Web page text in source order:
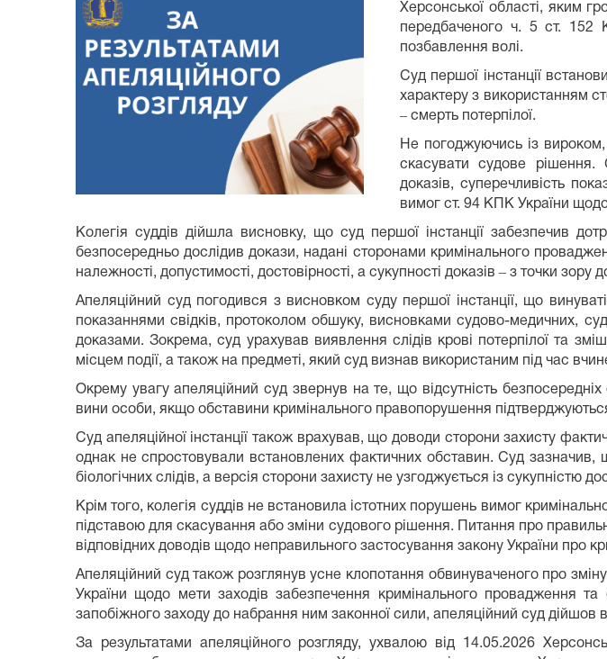
Херсонської області, яким
передбаченого ч. 5 ст. 152
позбавлення волі.
Суд першої інстанції
характеру з використанням
‒ смерть потерпілої.
Не погоджуючись із
скасувати судове рішення.
доказів, суперечливість
вимог ст. 94 КПК України щодо
Колегія суддів дійшла висновку, що суд першої інстанції забезпечив
безпосередньо дослідив докази, надані сторонами кримінального
належності, допустимості, достовірності, а сукупності доказів ‒ з точки зору
Апеляційний суд погодився з висновком суду першої інстанції, що
показаннями свідків, протоколом обшуку, висновками судово-медичних,
доказами. Зокрема, суд урахував виявлення слідів крові потерпілої та
місцем події, а також на предметі, який суд визнав використаним під час
Окрему увагу апеляційний суд звернув на те, що відсутність
вини особи, якщо обставини кримінального правопорушення
Суд апеляційної інстанції також врахував, що доводи сторони захисту
однак не спростовували встановлених фактичних обставин. Суд
біологічних слідів, а версія сторони захисту не узгоджується із сукупністю
Крім того, колегія суддів не встановила істотних порушень вимог
підставою для скасування або зміни судового рішення. Питання про
відповідних доводів щодо неправильного застосування закону України про
Апеляційний суд також розглянув усне клопотання обвинуваченого про
України щодо мети заходів забезпечення кримінального провадження
запобіжного заходу до набрання ним законної сили, апеляційний суд дійшов
За результатами апеляційного розгляду, ухвалою від 14.05.2026